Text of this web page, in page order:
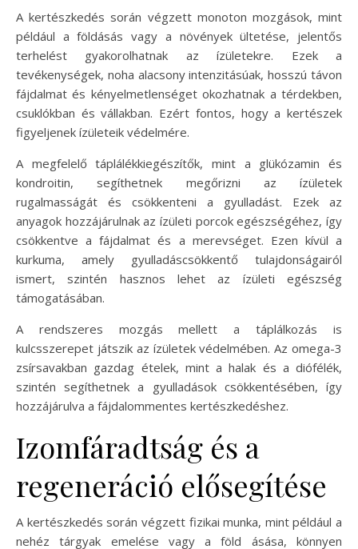
A kertészkedés során végzett monoton mozgások, mint
például a földásás vagy a növények ültetése, jelentős
terhelést gyakorolhatnak az ízületekre. Ezek a
tevékenységek, noha alacsony intenzitásúak, hosszú távon
fájdalmat és kényelmetlenséget okozhatnak a térdekben,
csuklókban és vállakban. Ezért fontos, hogy a kertészek
figyeljenek ízületeik védelmére.
A megfelelő táplálékkiegészítők, mint a glükózamin és
kondroitin, segíthetnek megőrizni az ízületek
rugalmasságát és csökkenteni a gyulladást. Ezek az
anyagok hozzájárulnak az ízületi porcok egészségéhez, így
csökkentve a fájdalmat és a merevséget. Ezen kívül a
kurkuma, amely gyulladáscsökkentő tulajdonságairól
ismert, szintén hasznos lehet az ízületi egészség
támogatásában.
A rendszeres mozgás mellett a táplálkozás is
kulcsszerepet játszik az ízületek védelmében. Az omega-3
zsírsavakban gazdag ételek, mint a halak és a diófélék,
szintén segíthetnek a gyulladások csökkentésében, így
hozzájárulva a fájdalommentes kertészkedéshez.
Izomfáradtság és a
regeneráció elősegítése
A kertészkedés során végzett fizikai munka, mint például a
nehéz tárgyak emelése vagy a föld ásása, könnyen